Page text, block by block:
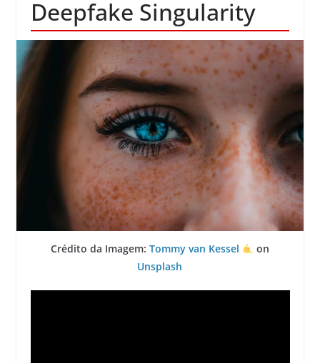
Deepfake Singularity
Crédito da Imagem:Tommy van Kessel
on
Unsplash